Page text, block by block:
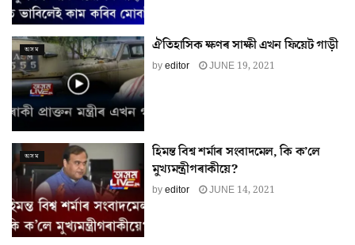
অসম ঐতিহাসিক ক্ষণৰ সাক্ষী এখন ফিয়েট গাড়ী
byeditor JUNE 19, 2021
অসম
হিমন্ত বিশ্ব শর্মাৰ সংবাদমেল, কি ক’লে
মুখ্যমন্ত্ৰীগৰাকীয়ে?
byeditor JUNE 14, 2021